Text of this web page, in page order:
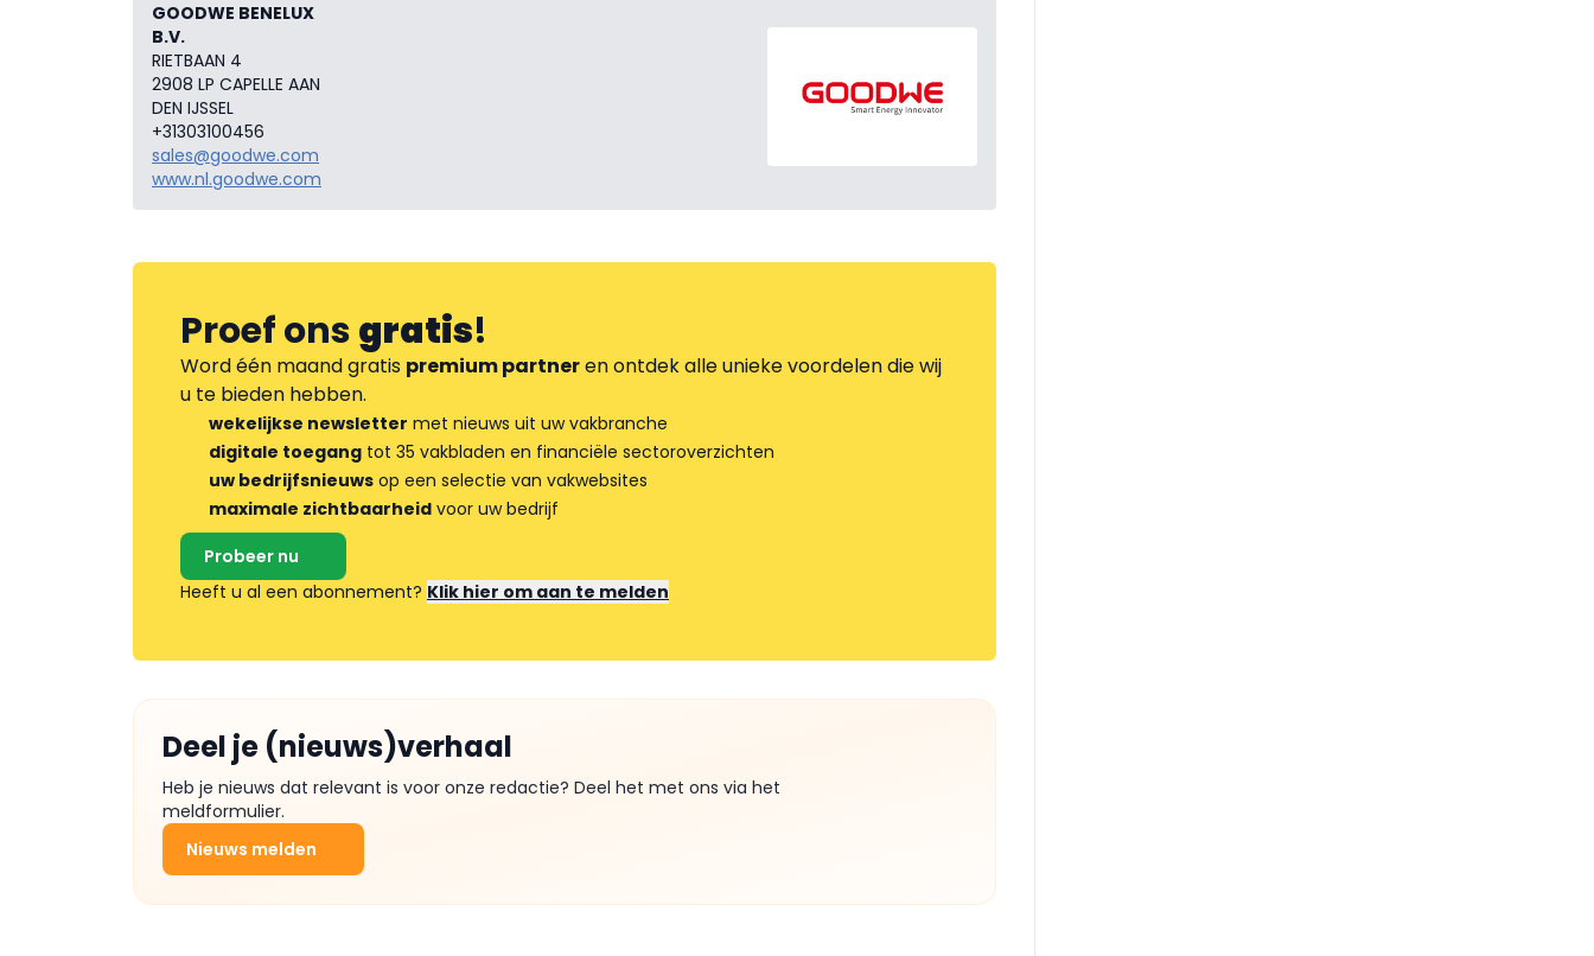
GOODWE BENELUX
B.V.
RIETBAAN 4
2908 LP CAPELLE AAN
DEN IJSSEL
+31303100456
sales@goodwe.com
www.nl.goodwe.com
Proef onsgratis!
Word één maand gratis premium partneren ontdek alle unieke voordelen die wij
u te bieden hebben.
wekelijkse newsletter met nieuws uit uw vakbranche
digitale toegang tot 35 vakbladen en financiële sectoroverzichten
uw bedrijfsnieuws op een selectie van vakwebsites
maximale zichtbaarheid voor uw bedrijf
Probeer nu
Heeft u al een abonnement? Klik hier om aan te melden
Deel je (nieuws)verhaal
Heb je nieuws dat relevant is voor onze redactie? Deel het met ons via het
meldformulier.
Nieuws melden